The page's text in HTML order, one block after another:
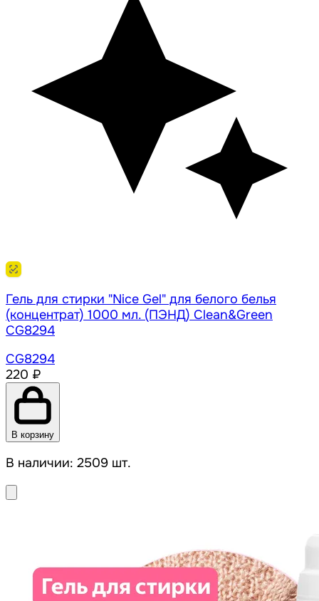
Гель для стирки "Nice Gel" для белого белья
(концентрат) 1000 мл. (ПЭНД) Clean&Green
CG8294
CG8294
220 ₽
В корзину
В наличии: 2509 шт.